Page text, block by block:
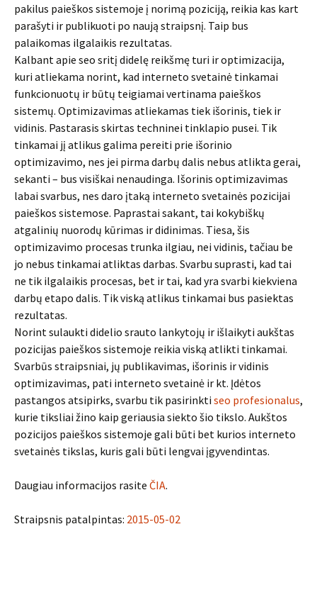
pakilus paieškos sistemoje į norimą poziciją, reikia kas kart
parašyti ir publikuoti po naują straipsnį. Taip bus
palaikomas ilgalaikis rezultatas.
Kalbant apie seo sritį didelę reikšmę turi ir optimizacija,
kuri atliekama norint, kad interneto svetainė tinkamai
funkcionuotų ir būtų teigiamai vertinama paieškos
sistemų. Optimizavimas atliekamas tiek išorinis, tiek ir
vidinis. Pastarasis skirtas techninei tinklapio pusei. Tik
tinkamai jį atlikus galima pereiti prie išorinio
optimizavimo, nes jei pirma darbų dalis nebus atlikta gerai,
sekanti – bus visiškai nenaudinga. Išorinis optimizavimas
labai svarbus, nes daro įtaką interneto svetainės pozicijai
paieškos sistemose. Paprastai sakant, tai kokybiškų
atgalinių nuorodų kūrimas ir didinimas. Tiesa, šis
optimizavimo procesas trunka ilgiau, nei vidinis, tačiau be
jo nebus tinkamai atliktas darbas. Svarbu suprasti, kad tai
ne tik ilgalaikis procesas, bet ir tai, kad yra svarbi kiekviena
darbų etapo dalis. Tik viską atlikus tinkamai bus pasiektas
rezultatas.
Norint sulaukti didelio srauto lankytojų ir išlaikyti aukštas
pozicijas paieškos sistemoje reikia viską atlikti tinkamai.
Svarbūs straipsniai, jų publikavimas, išorinis ir vidinis
optimizavimas, pati interneto svetainė ir kt. Įdėtos
pastangos atsipirks, svarbu tik pasirinkti seo profesionalus,
kurie tiksliai žino kaip geriausia siekto šio tikslo. Aukštos
pozicijos paieškos sistemoje gali būti bet kurios interneto
svetainės tikslas, kuris gali būti lengvai įgyvendintas.
Daugiau informacijos rasite ČIA.
Straipsnis patalpintas: 2015-05-02